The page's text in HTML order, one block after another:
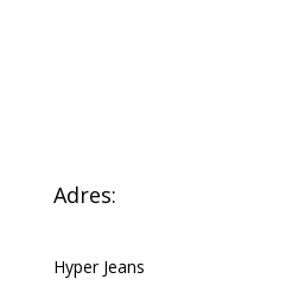
Adres:
Hyper Jeans